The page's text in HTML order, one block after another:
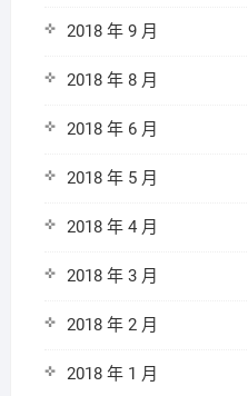
2018 年 9 月
2018 年 8 月
2018 年 6 月
2018 年 5 月
2018 年 4 月
2018 年 3 月
2018 年 2 月
2018 年 1 月